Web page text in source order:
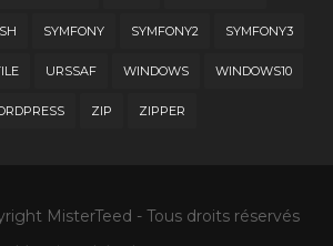
SYMFONY SYMFONY2 SYMFONY3
URSSAF WINDOWS WINDOWS10
ZIP ZIPPER
MisterTeed - Tous droits réservés